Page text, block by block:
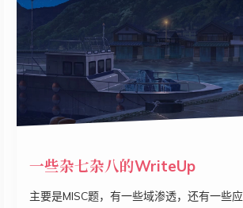
一些杂七杂八的WriteUp
主要是MISC题，有一些域渗透，还有一些